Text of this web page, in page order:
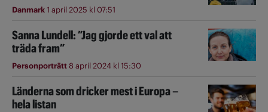
Danmark1 april 2025 kl 07:51
Sanna Lundell: ”Jag gjorde ett val att
träda fram”
Personporträtt8 april 2024 kl 15:30
Länderna som dricker mest i Europa –
hela listan